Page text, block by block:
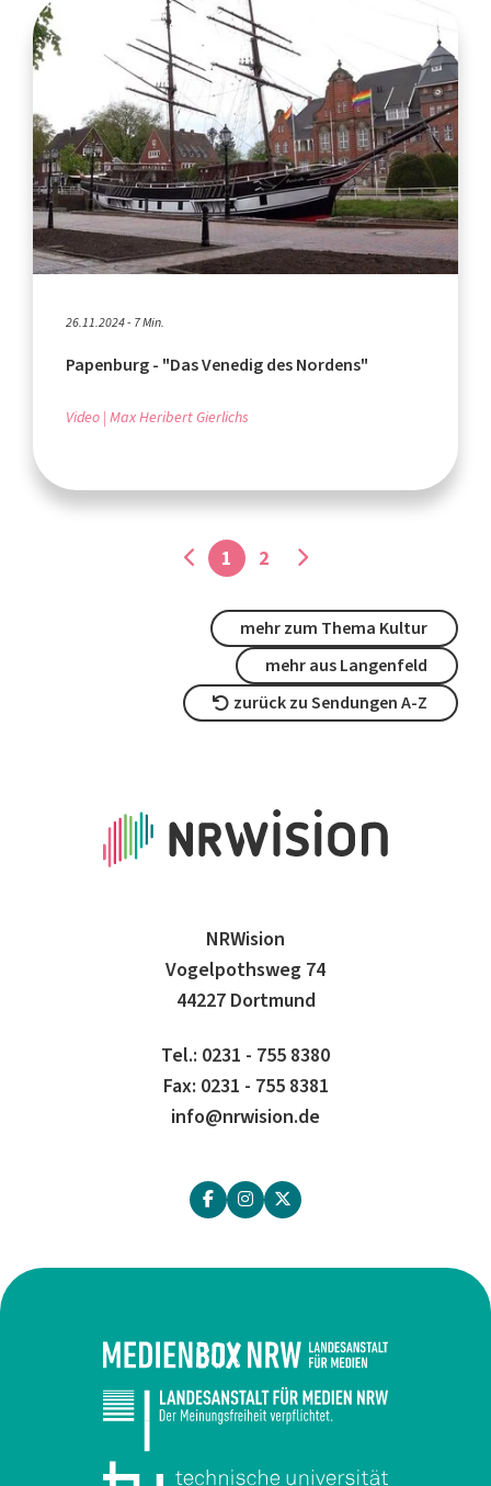
26.11.2024 - 7 Min.
Papenburg - "Das Venedig des Nordens"
Video Max Heribert Gierlichs
1 2
mehr zum Thema Kultur
mehr aus Langenfeld
zurück zu Sendungen A-Z
NRWision
Vogelpothsweg 74
44227 Dortmund
Tel.: 0231 - 755 8380
Fax: 0231 - 755 8381
info@nrwision.de